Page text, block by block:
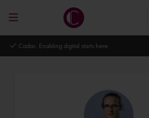
Cadac. Enabling digital starts here.